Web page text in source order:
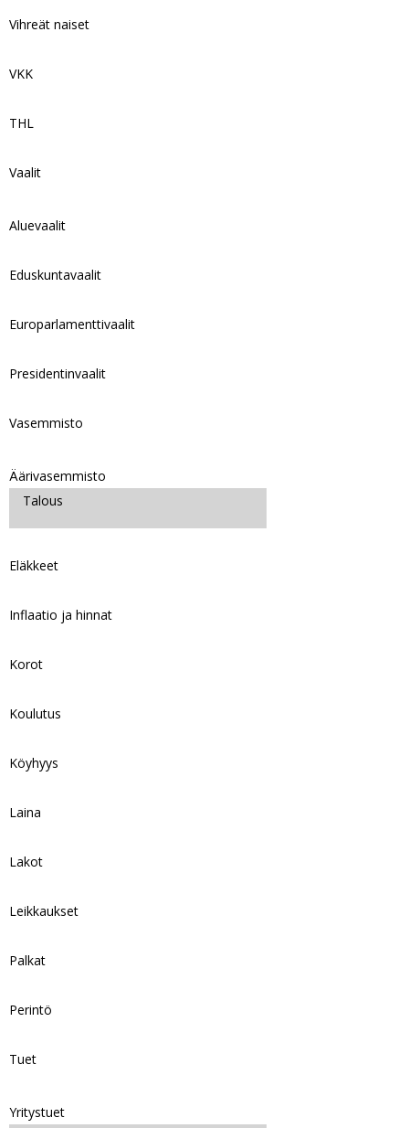
Vihreät naiset
VKK
THL
Vaalit
Aluevaalit
Eduskuntavaalit
Europarlamenttivaalit
Presidentinvaalit
Vasemmisto
Äärivasemmisto
Talous
Eläkkeet
Inflaatio ja hinnat
Korot
Koulutus
Köyhyys
Laina
Lakot
Leikkaukset
Palkat
Perintö
Tuet
Yritystuet